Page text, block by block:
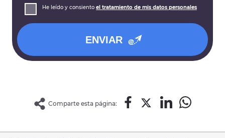
Derechos: Puede acceder, rectificar y suprimir sus datos,
así como otros derechos tal y como se explica en nuestra
He leído y consiento el tratamiento de mis datos personales
ENVIAR
Comparte esta página: